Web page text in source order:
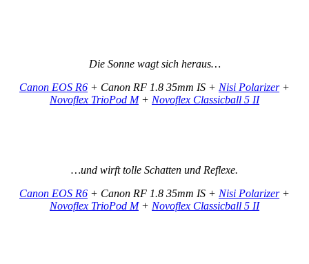
Die Sonne wagt sich heraus…
Canon EOS R6 + Canon RF 1.8 35mm IS + Nisi Polarizer+
Novoflex TrioPod M+ Novoflex Classicball 5 II
…und wirft tolle Schatten und Reflexe.
Canon EOS R6 + Canon RF 1.8 35mm IS + Nisi Polarizer+
Novoflex TrioPod M+ Novoflex Classicball 5 II